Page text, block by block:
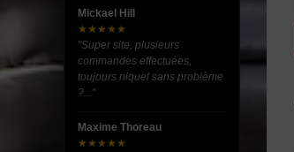
Mickael Hill
★★★★★
"Super site, plusieurs
commandes effectuées,
toujours niquel sans problème
?..."
Maxime Thoreau
★★★★★